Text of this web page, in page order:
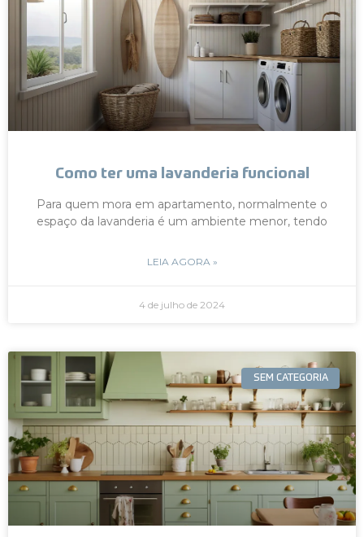
Como ter uma lavanderia funcional
Para quem mora em apartamento, normalmente o
espaço da lavanderia é um ambiente menor, tendo
LEIA AGORA »
4 de julho de 2024
SEM CATEGORIA